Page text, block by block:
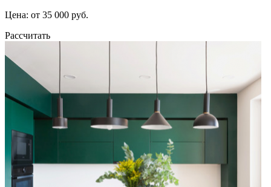
Цена: от 35 000 руб.
Рассчитать